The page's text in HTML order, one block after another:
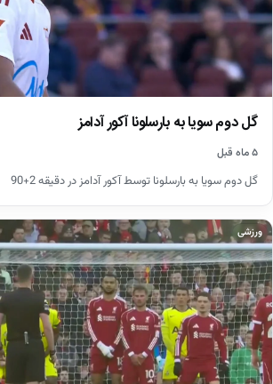
گل دوم سویا به بارسلونا آکور آدامز
۵ ماه قبل
گل دوم سویا به بارسلونا توسط آکور آدامز در دقیقه 2+90
ورزشی